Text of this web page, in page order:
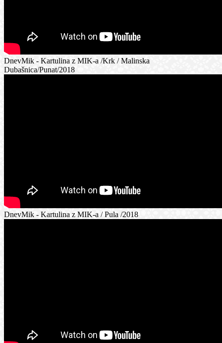
DnevMik - Kartulina z MIK-a /Krk / Malinska
Dubašnica/Punat/2018
DnevMik - Kartulina z MIK-a / Pula /2018